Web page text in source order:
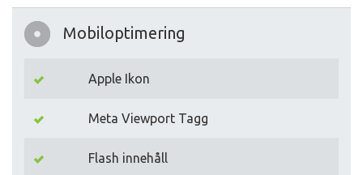
Mobiloptimering
Apple Ikon
Meta Viewport Tagg
Flash innehåll